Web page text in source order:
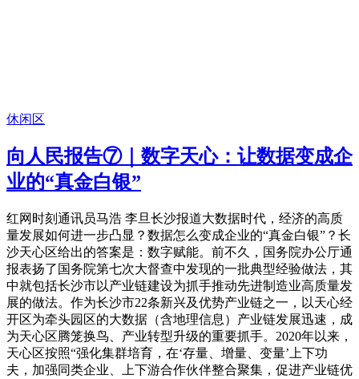
休闲区
向人民报告⑦｜数字天心：让数据变成企
业的“真金白银”
红网时刻通讯员马浩 李旦长沙报道大数据时代，经济的高质
量发展如何进一步凸显？数据怎么变成企业的“真金白银”？长
沙天心区给出的答案是：数字赋能。前不久，国务院办公厅通
报表扬了国务院第七次大督查中发现的一批典型经验做法，其
中就包括长沙市以产业链建设为抓手推动先进制造业高质量发
展的做法。作为长沙市22条新兴及优势产业链之一，以天心经
开区为牵头园区的大数据（含地理信息）产业链发展迅速，成
为天心区腾笼换鸟、产业转型升级的重要抓手。2020年以来，
天心区按照“强化集群培育，在‘存量、增量、变量’上下功
夫，加强同类企业、上下游合作伙伴整合聚集，促进产业链优